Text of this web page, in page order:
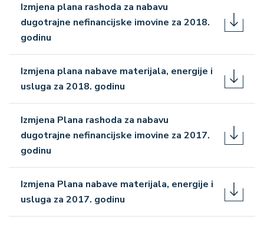
Izmjena plana rashoda za nabavu
dugotrajne nefinancijske imovine za 2018.
godinu
Izmjena plana nabave materijala, energije i
usluga za 2018. godinu
Izmjena Plana rashoda za nabavu
dugotrajne nefinancijske imovine za 2017.
godinu
Izmjena Plana nabave materijala, energije i
usluga za 2017. godinu